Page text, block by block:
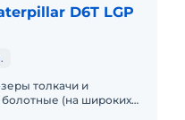
D6T LGP
толкачи и
(на широких